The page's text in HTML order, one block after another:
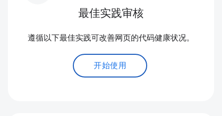
最佳实践审核
遵循以下最佳实践可改善网页的代码健康状况。
开始使用